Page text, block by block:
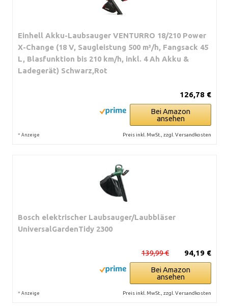
Einhell Akku-Laubsauger VENTURRO 18/210 Power
X-Change (18 V, Saugleistung 500 m³/h, Fangsack 45
L, Blasfunktion bis 210 km/h, inkl. 4 Ah Akku &
Ladegerät) Schwarz,Rot
126,78 €
Bei Amazon
ansehen
* Anzeige Preis inkl. MwSt., zzgl. Versandkosten
Bosch elektrischer Laubsauger/Laubbläser
UniversalGardenTidy 2300
94,19 €
139,99 €
Bei Amazon
ansehen
* Anzeige Preis inkl. MwSt., zzgl. Versandkosten